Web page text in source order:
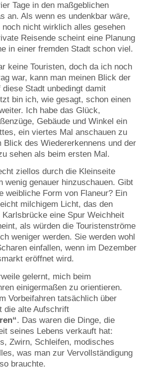
Tage in den maßgeblichen
an. Als wenn es undenkbar wäre,
noch nicht wirklich alles gesehen
Reisende scheint eine Planung
in einer fremden Stadt schon viel.
keine Touristen, doch da ich noch
war, kann man meinen Blick der
diese Stadt unbedingt damit
bin ich, wie gesagt, schon einen
Ich habe das Glück,
Gebäude und Winkel ein
ein viertes Mal anschauen zu
Blick des Wiedererkennens und der
sehen als beim ersten Mal.
ziellos durch die Kleinseite
wenig genauer hinzuschauen. Gibt
weibliche Form von Flaneur? Ein
milchigem Licht, das den
Karlsbrücke eine Spur Weichheit
als würden die Touristenströme
weniger werden. Sie werden wohl
einfallen, wenn im Dezember
eröffnet wird.
gelernt, mich beim
einigermaßen zu orientieren.
Vorbeifahren tatsächlich über
die alte Aufschrift
. Das waren die Dinge, die
seines Lebens verkauft hat:
Zwirn, Schleifen, modisches
was man zur Vervollständigung
brauchte.